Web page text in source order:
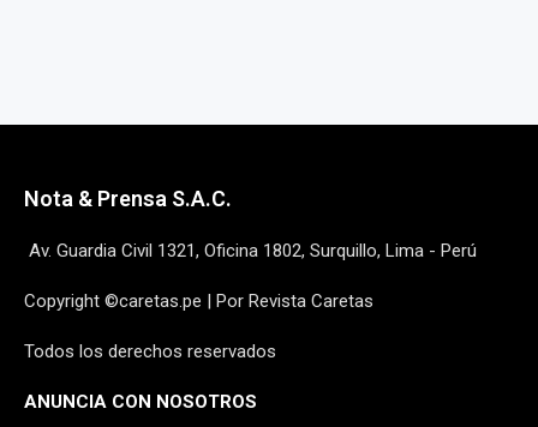
Nota & Prensa S.A.C.
Av. Guardia Civil 1321, Oficina 1802, Surquillo, Lima - Perú
Copyright ©caretas.pe | Por Revista Caretas
Todos los derechos reservados
ANUNCIA CON NOSOTROS